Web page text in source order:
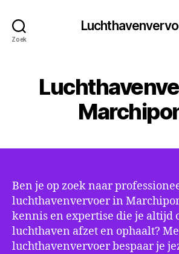
Zoek
Ben je op zoek naar
luchthavenvervoer in
kennis en expertise die je altijd
luchthaven afzet en ophaalt?
luchthavenvervoer bespaar je